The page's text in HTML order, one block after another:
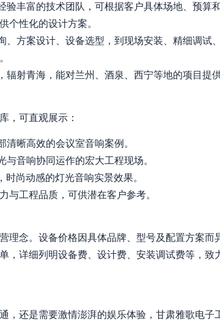
验丰富的技术团队，可根据客户具体场地、预算
个性化的设计方案。
、方案设计、设备选型，到现场安装、精细调试
辐射青海，能对兰州、酒泉、西宁等地的项目提
，可直观展示：
晰高效的会议室音响案例。
音响协同运作的宏大工程现场。
尚动感的灯光音响实景效果。
与工程品质，可供潜在客户参考。
理念。设备价格因具体品牌、型号及配置方案
，详细列明设备费、设计费、安装调试费等，
，还是需要激情澎湃的娱乐体验，甘肃雅歌电子